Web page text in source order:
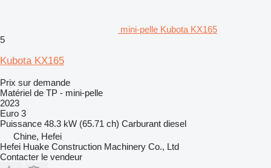
mini-pelle Kubota KX165
5
Kubota KX165
Prix sur demande
Matériel de TP - mini-pelle
2023
Euro 3
Puissance 48.3 kW (65.71 ch) Carburant diesel
Chine, Hefei
Hefei Huake Construction Machinery Co., Ltd
Contacter le vendeur